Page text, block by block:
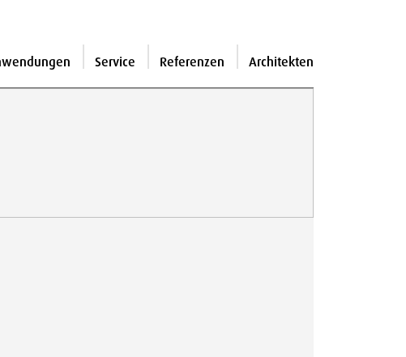
Service Referenzen Architekten